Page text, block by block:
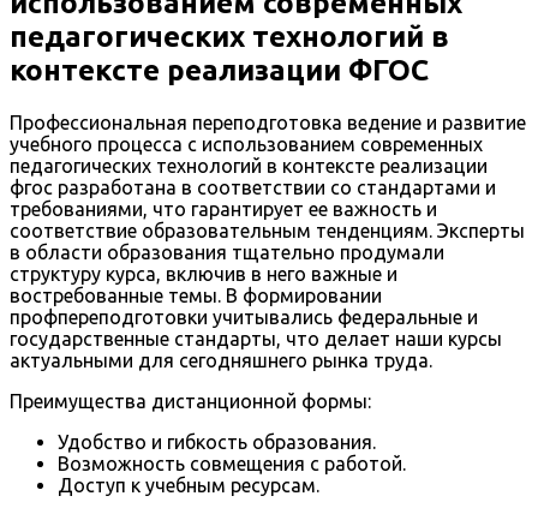
педагогических технологий в
контексте реализации ФГОС
Профессиональная переподготовка ведение и развитие
учебного процесса с использованием современных
педагогических технологий в контексте реализации
фгос разработана в соответствии со стандартами и
требованиями, что гарантирует ее важность и
соответствие образовательным тенденциям. Эксперты
в области образования тщательно продумали
структуру курса, включив в него важные и
востребованные темы. В формировании
профпереподготовки учитывались федеральные и
государственные стандарты, что делает наши курсы
актуальными для сегодняшнего рынка труда.
Преимущества дистанционной формы:
Удобство и гибкость образования.
Возможность совмещения с работой.
Доступ к учебным ресурсам.